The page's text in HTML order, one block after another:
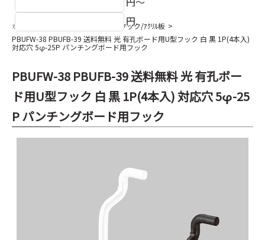
円
ホーム
有孔ﾎﾞｰﾄﾞフック/ｱｸﾘﾙ板
PBUFW-38 PBUFB-39 送料無料 光 有孔ボード用U型フック 白 黒 1P(4本入)
対応穴 5φ-25P パンチングボード用フック
PBUFW-38 PBUFB-39 送料無料 光 有孔ボー
ド用U型フック 白 黒 1P(4本入) 対応穴 5φ-25
P パンチングボード用フック